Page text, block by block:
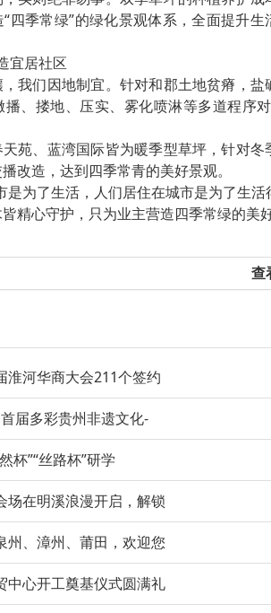
四季常绿”的绿化景观体系，全面提升
宜居社区
我们因地制宜。针对和郡土地贫瘠，
播、搂地、压实、雾化喷淋等多道程序
苑、蓝湾国际皆为暖季型草坪，针对
改造，达到四季常青的美好景观。
是为了生活，人们居住在城市是为了生
精心守护，只为业主营造四季常绿的美
查
淮河华商大会211个签约
届多彩贵州非遗文化-
杯”“丝路杯”研学
场在明溪浪漫开启，解锁
州、漳州、莆田，欢迎您
中心开工奠基仪式圆满礼